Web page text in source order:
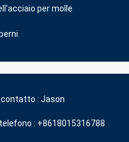
per molle
contatto : Jason
: +8618015316788